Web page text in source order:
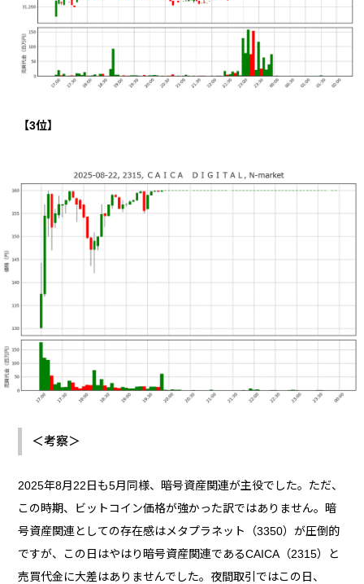
【3位】
＜考察＞
2025年8月22日も5月同様、暗号資産関連が主役でした。ただ、
この時期、ビットコイン価格が強かった訳ではありません。暗
号資産関連としての存在感はメタプラネット（3350）が圧倒的
ですが、この日はやはり暗号資産関連であるCAICA（2315）と
売買代金に大差はありませんでした。夜間取引ではこの日、